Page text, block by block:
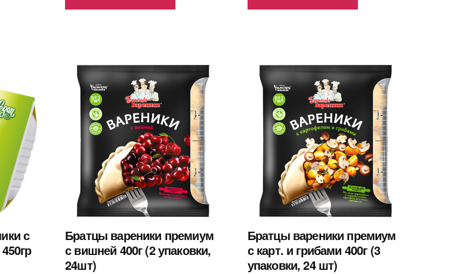
с
Братцы вареники премиум
с вишней 400г (2 упаковки,
24шт)
Братцы вареники премиум
с карт. и грибами 400г (3
упаковки, 24 шт)